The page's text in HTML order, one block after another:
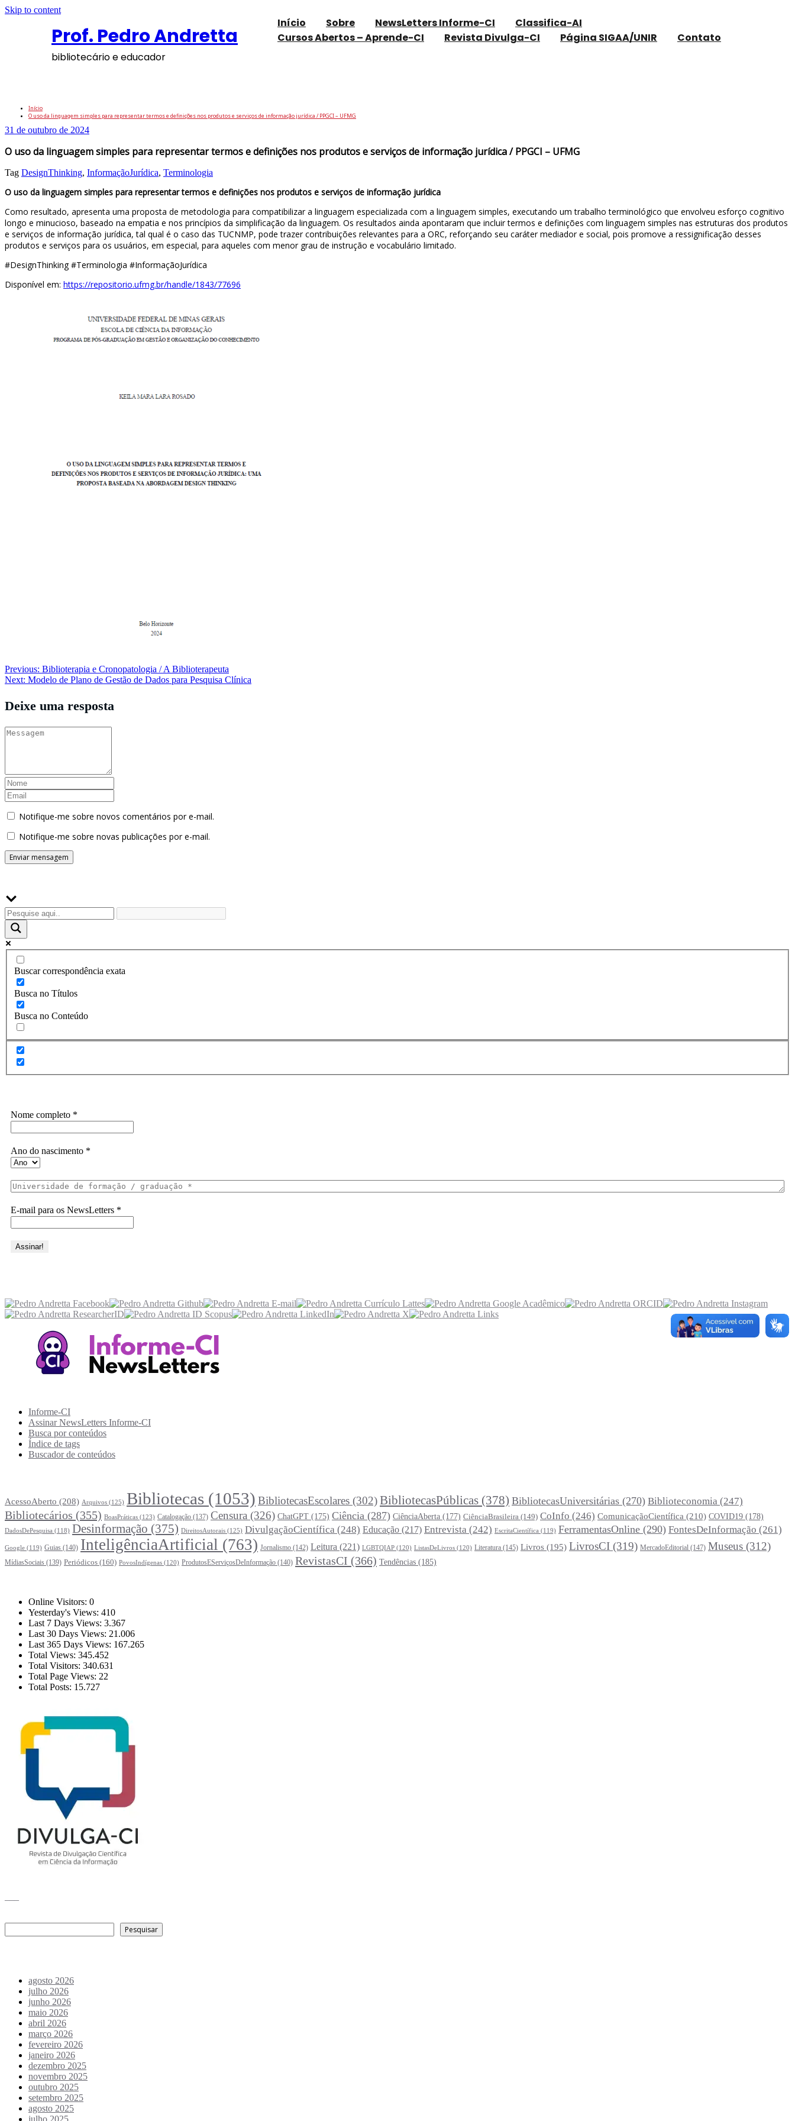
Skip to content
Prof. Pedro Andretta
bibliotecário e educador
Início Sobre NewsLetters Informe-CI
Classifica-AI
Cursos Abertos – Aprende-CI
Revista Divulga-CI Página SIGAA/UNIR Contato
Início
O uso da linguagem simples para representar termos e definições nos produtos e serviços de informação jurídica / PPGCI – UFMG
31 de outubro de 2024
O uso da linguagem simples para representar termos e definições nos produtos e serviços de informação jurídica / PPGCI – UFMG
Tag DesignThinking, InformaçãoJurídica, Terminologia
O uso da linguagem simples para representar termos e definições nos produtos e serviços de informação jurídica
Como resultado, apresenta uma proposta de metodologia para compatibilizar a linguagem especializada com a linguagem simples, executando um trabalho terminológico que envolveu esforço cognitivo
longo e minucioso, baseado na empatia e nos princípios da simplificação da linguagem. Os resultados ainda apontaram que incluir termos e definições com linguagem simples nas estruturas dos produtos
e serviços de informação jurídica, tal qual é o caso das TUCNMP, pode trazer contribuições relevantes para a ORC, reforçando seu caráter mediador e social, pois promove a ressignificação desses
produtos e serviços para os usuários, em especial, para aqueles com menor grau de instrução e vocabulário limitado.
#DesignThinking #Terminologia #InformaçãoJurídica
Disponível em: https://repositorio.ufmg.br/handle/1843/77696
Navegação
de
Post
Previous: Biblioterapia e Cronopatologia / A Biblioterapeuta
Next: Modelo de Plano de Gestão de Dados para Pesquisa Clínica
Deixe uma resposta
Notifique-me sobre novos comentários por e-mail.
Notifique-me sobre novas publicações por e-mail.
Buscar correspondência exata
Busca no Títulos
Busca no Conteúdo
Nome completo *
Ano do nascimento *
E-mail para os NewsLetters *
Informe-CI
Assinar NewsLetters Informe-CI
Busca por conteúdos
Índice de tags
Buscador de conteúdos
AcessoAberto (208) Arquivos (125) Bibliotecas (1053) BibliotecasEscolares (302)BibliotecasPúblicas (378) BibliotecasUniversitárias (270) Biblioteconomia (247)
Bibliotecários (355) BoasPráticas (123) Catalogação (137) Censura (326) ChatGPT (175) Ciência (287) CiênciaAberta (177) CiênciaBrasileira (149) CoInfo (246) ComunicaçãoCientífica (210) COVID19 (178)
DadosDePesquisa (118) Desinformação (375) DireitosAutorais (125) DivulgaçãoCientífica (248) Educação (217) Entrevista (242) EscritaCientífica (119) FerramentasOnline (290) FontesDeInformação (261)
Google (119) Guias (140) InteligênciaArtificial (763) Jornalismo (142) Leitura (221) LGBTQIAP (120) ListasDeLivros (120) Literatura (145) Livros (195) LivrosCI (319) MercadoEditorial (147) Museus (312)
MídiasSociais (139) Periódicos (160) PovosIndígenas (120) ProdutosEServiçosDeInformação (140) RevistasCI (366) Tendências (185)
Online Visitors: 0
Yesterday's Views: 410
Last 7 Days Views: 3.367
Last 30 Days Views: 21.006
Last 365 Days Views: 167.265
Total Views: 345.452
Total Visitors: 340.631
Total Page Views: 22
Total Posts: 15.727
Pesquisar
agosto 2026
julho 2026
junho 2026
maio 2026
abril 2026
março 2026
fevereiro 2026
janeiro 2026
dezembro 2025
novembro 2025
outubro 2025
setembro 2025
agosto 2025
julho 2025